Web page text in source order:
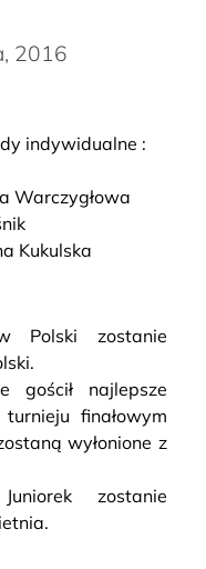
2016
indywidualne :
Warczygłowa
Kukulska
Polski zostanie
gościł najlepsze
finałowym
wyłonione z
zostanie